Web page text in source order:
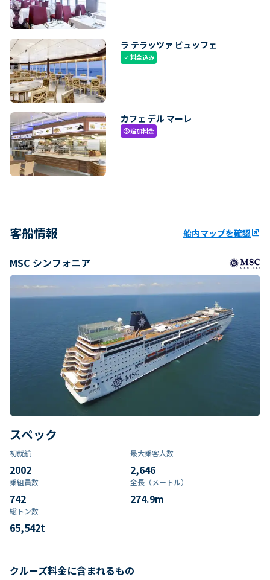
ラ テラッツァ ビュッフェ
check料金込み
カフェ デル マーレ
paid追加料金
客船情報 船内マップを確認ungroup
MSC シンフォニア
スペック
初就航
2002
最大乗客人数
2,646
乗組員数​
742
全長（メートル）
274.9m
総トン数​
65,542t
クルーズ料金に含まれるもの